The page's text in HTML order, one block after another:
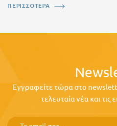
ΠΕΡΙΣΣΟΤΕΡΑ
Εγγραφείτε τώρα στο
τελευταία νέα και τις